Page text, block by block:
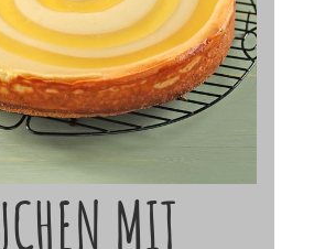
MIT